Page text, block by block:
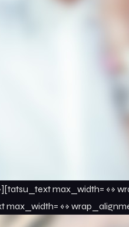
max_width= «»
«»